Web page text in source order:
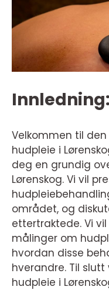
Innledning:
Velkommen til
hudpleie i
deg en grundig
Lørenskog. Vi vil
området, og
ettertraktede. Vi
målinger om
hvordan disse
hverandre. Til
hudpleie i